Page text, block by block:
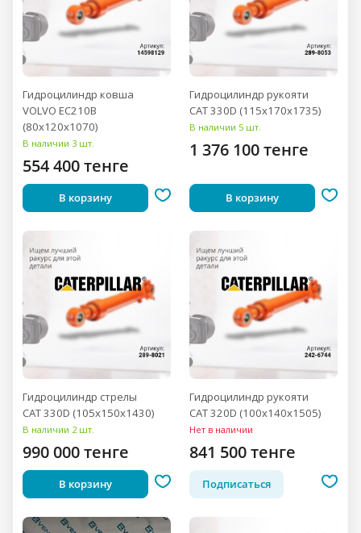
Гидроцилиндр ковша
VOLVO EC210B
(80x120x1070)
В наличии 3 шт.
554 400 тенге
В корзину
Гидроцилиндр рукояти
CAT 330D (115x170x1735)
В наличии 5 шт.
1 376 100 тенге
В корзину
Гидроцилиндр стрелы
CAT 330D (105x150x1430)
В наличии 2 шт.
990 000 тенге
В корзину
Гидроцилиндр рукояти
CAT 320D (100x140x1505)
Нет в наличии
841 500 тенге
Подписаться